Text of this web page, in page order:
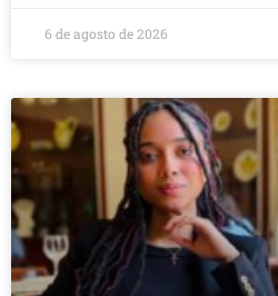
6 de agosto de 2026